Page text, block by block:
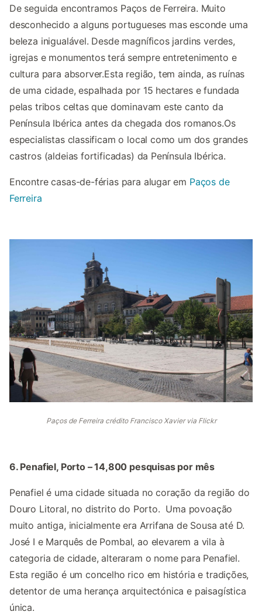
De seguida encontramos Paços de Ferreira. Muito
desconhecido a alguns portugueses mas esconde uma
beleza inigualável. Desde magníficos jardins verdes,
igrejas e monumentos terá sempre entretenimento e
cultura para absorver.Esta região, tem ainda, as ruínas
de uma cidade, espalhada por 15 hectares e fundada
pelas tribos celtas que dominavam este canto da
Península Ibérica antes da chegada dos romanos.Os
especialistas classificam o local como um dos grandes
castros (aldeias fortificadas) da Península Ibérica.
Encontre casas-de-férias para alugar em Paços de
Ferreira
Paços de Ferreira crédito Francisco Xavier via Flickr
6. Penafiel, Porto – 14,800 pesquisas por mês
Penafiel é uma cidade situada no coração da região do
Douro Litoral, no distrito do Porto. Uma povoação
muito antiga, inicialmente era Arrifana de Sousa até D.
José I e Marquês de Pombal, ao elevarem a vila à
categoria de cidade, alteraram o nome para Penafiel.
Esta região é um concelho rico em história e tradições,
detentor de uma herança arquitectónica e paisagística
única.